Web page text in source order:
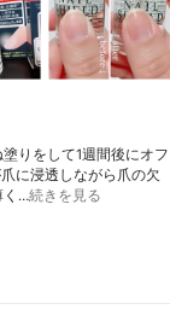
りをして1週間後にオフ
に浸透しながら爪の欠
く…続きを見る